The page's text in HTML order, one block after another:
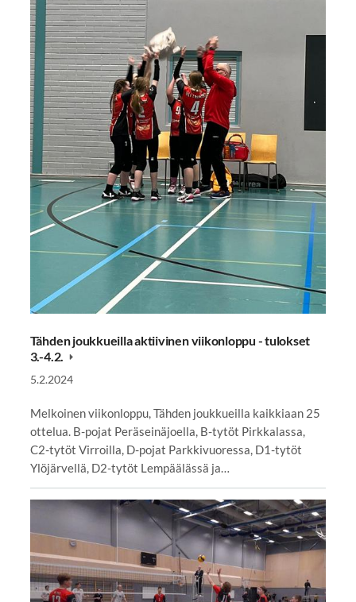
Tähden joukkueilla aktiivinen viikonloppu - tulokset
3.-4.2.
5.2.2024
Melkoinen viikonloppu, Tähden joukkueilla kaikkiaan 25
ottelua. B-pojat Peräseinäjoella, B-tytöt Pirkkalassa,
C2-tytöt Virroilla, D-pojat Parkkivuoressa, D1-tytöt
Ylöjärvellä, D2-tytöt Lempäälässä ja…